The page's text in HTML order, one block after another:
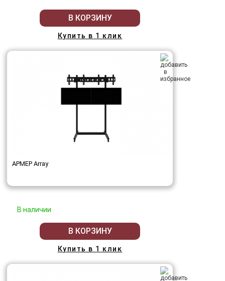
В КОРЗИНУ
Купить в 1 клик
АРМЕР Array
В наличии
В КОРЗИНУ
Купить в 1 клик